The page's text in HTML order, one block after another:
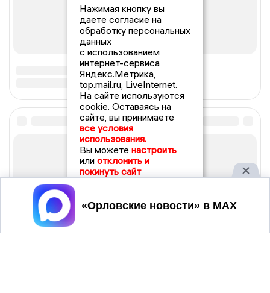
Нажимая кнопку вы
даете согласие на
обработку персональных
данных
с использованием
интернет-сервиса
Яндекс.Метрика,
top.mail.ru, LiveInternet.
На сайте используются
cookie. Оставаясь на
сайте, вы принимаете
все условия
использования.
Вы можете настроить
или отклонить и
покинуть сайт
Принять